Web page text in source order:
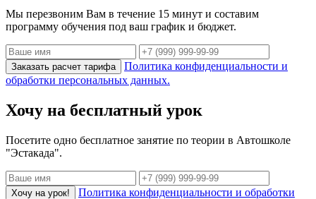
Мы перезвоним Вам в течение 15 минут и составим
программу обучения под ваш график и бюджет.
Заказать расчет тарифа
Политика конфиденциальности и
обработки персональных данных.
Хочу на бесплатный урок
Посетите одно бесплатное занятие по теории в Автошколе
"Эстакада".
Хочу на урок!
Политика конфиденциальности и обработки